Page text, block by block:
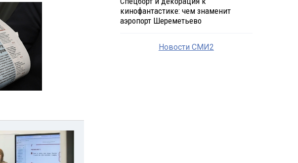
кинофантастике: чем знаменит
аэропорт Шереметьево
Новости СМИ2